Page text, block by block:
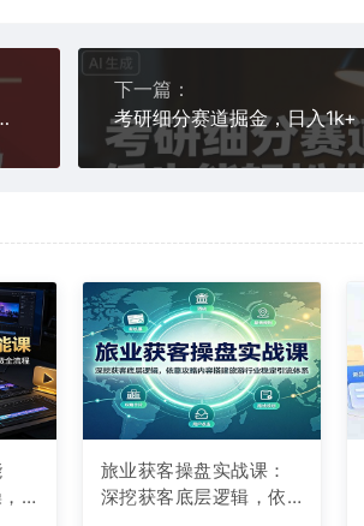
轻松月入2w+，操作简单
下一篇：
旅业获客操盘实战课：
深挖获客底层逻辑，依